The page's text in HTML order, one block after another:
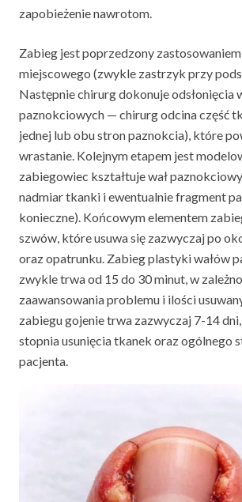
zapobieżenie nawrotom.
Zabieg jest poprzedzony
miejscowego (zwykle zastrzyk przy
Następnie chirurg dokonuje odsłonięcia
paznokciowych — chirurg odcina część
jednej lub obu stron paznokcia), które
wrastanie. Kolejnym etapem jest
zabiegowiec kształtuje wał
nadmiar tkanki i ewentualnie fragment
konieczne). Końcowym elementem
szwów, które usuwa się zazwyczaj po
oraz opatrunku. Zabieg plastyki wałów
zwykle trwa od 15 do 30 minut, w
zaawansowania problemu i ilości
zabiegu gojenie trwa zazwyczaj 7-14
stopnia usunięcia tkanek oraz ogólnego
pacjenta.